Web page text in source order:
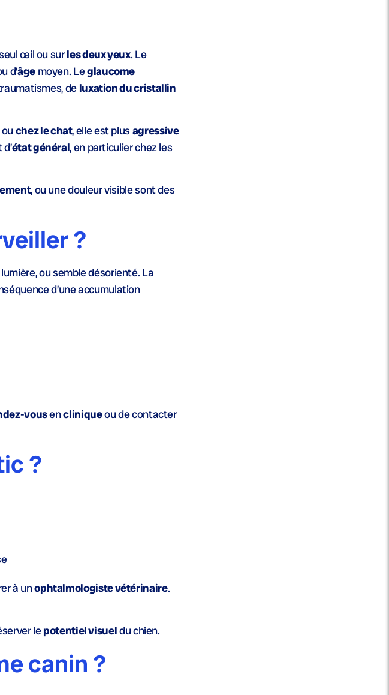
œil ou surles deux yeux. Le
d’âgemoyen. Leglaucome
de luxation du cristallin
ouchez le chat, elle est plusagressive
état général, en particulier chez les
, ou une douleur visible sont des
?
ou semble désorienté. La
d’une accumulation
vousencliniqueou de contacter
?
à unophtalmologiste vétérinaire.
lepotentiel visueldu chien.
canin ?